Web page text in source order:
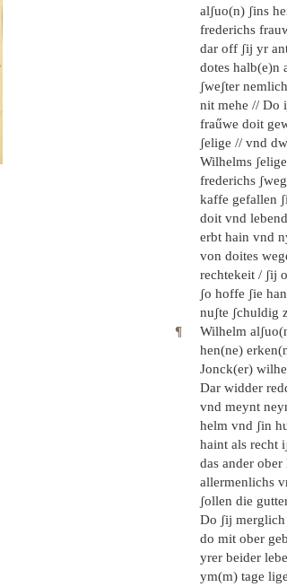
alʃuo(n) ʃins
frederichs
dar off ʃij yr
dotes halb(e)n
ʃweʃter
nit mehe // Do
fraűwe doit
ʃelige // vnd
Wilhelms
frederichs
kaffe gefallen
doit vnd
erbt hain vnd
von doites
rechtekeit / ʃij
ʃo hoffe ʃie
nuʃte ʃchuldig
¶
Wilhelm
hen(ne)
Jonck(er)
Dar widder
vnd meynt
helm vnd ʃin
haint als recht
das ander ober
allermenlichs
ʃollen die
Do ʃij merglich
do mit ober
yrer beider
ym(m) tage